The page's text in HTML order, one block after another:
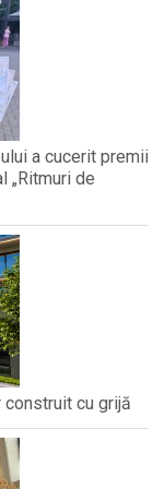
a cucerit premii
„Ritmuri de
cu grijă